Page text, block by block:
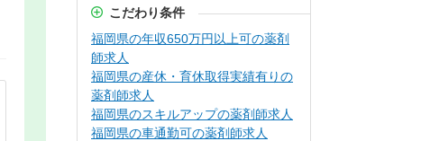
こだわり条件
福岡県の年収650万円以上可の薬剤
師求人
福岡県の産休・育休取得実績有りの
薬剤師求人
福岡県のスキルアップの薬剤師求人
福岡県の車通勤可の薬剤師求人